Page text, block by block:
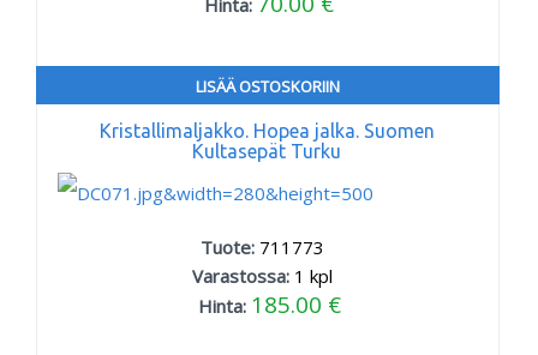
Hinta:
LISÄÄ OSTOSKORIIN
Kristallimaljakko. Hopea jalka. Suomen
Kultasepät Turku
Tuote: 711773
Varastossa: 1 kpl
Hinta: 185.00 €